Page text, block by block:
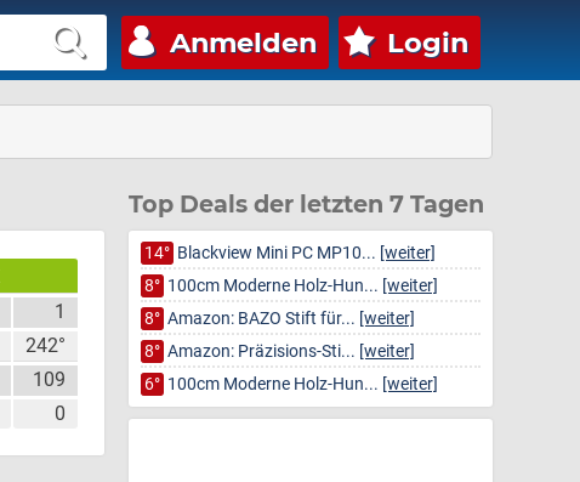
Anmelden Login
1
242°
109
0
Top Deals der letzten 7 Tagen
14° Blackview Mini PC MP10... [weiter]
8° 100cm Moderne Holz-Hun... [weiter]
8° Amazon: BAZO Stift für... [weiter]
8° Amazon: Präzisions-Sti... [weiter]
6° 100cm Moderne Holz-Hun... [weiter]